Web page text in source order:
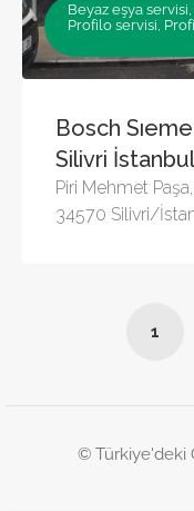
Beyaz eşya
Profilo servisi,
Bosch
Silivri
Piri Mehmet
34570 Silivri/
1
© Türkiye'deki